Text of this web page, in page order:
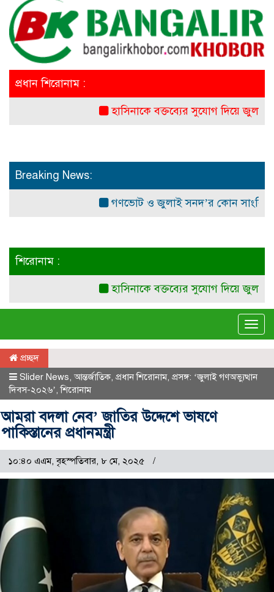
প্রধান শিরোনাম :
হাসিনাকে বক্তব্যের সুযোগ দিয়ে জুলাই
Breaking News:
গণভোট ও জুলাই সনদ’র কোন সাংবিধানিক
শিরোনাম :
হাসিনাকে বক্তব্যের সুযোগ দিয়ে জুলাই
প্রচ্ছদ
Slider News, আন্তর্জাতিক, প্রধান শিরোনাম, প্রসঙ্গ: ‘জুলাই গণঅভ্যুত্থান
দিবস-২০২৬’,শিরোনাম
আমরা বদলা নেব’ জাতির উদ্দেশে ভাষণে
পাকিস্তানের প্রধানমন্ত্রী
১০:৪০ এএম, বৃহস্পতিবার, ৮ মে, ২০২৫